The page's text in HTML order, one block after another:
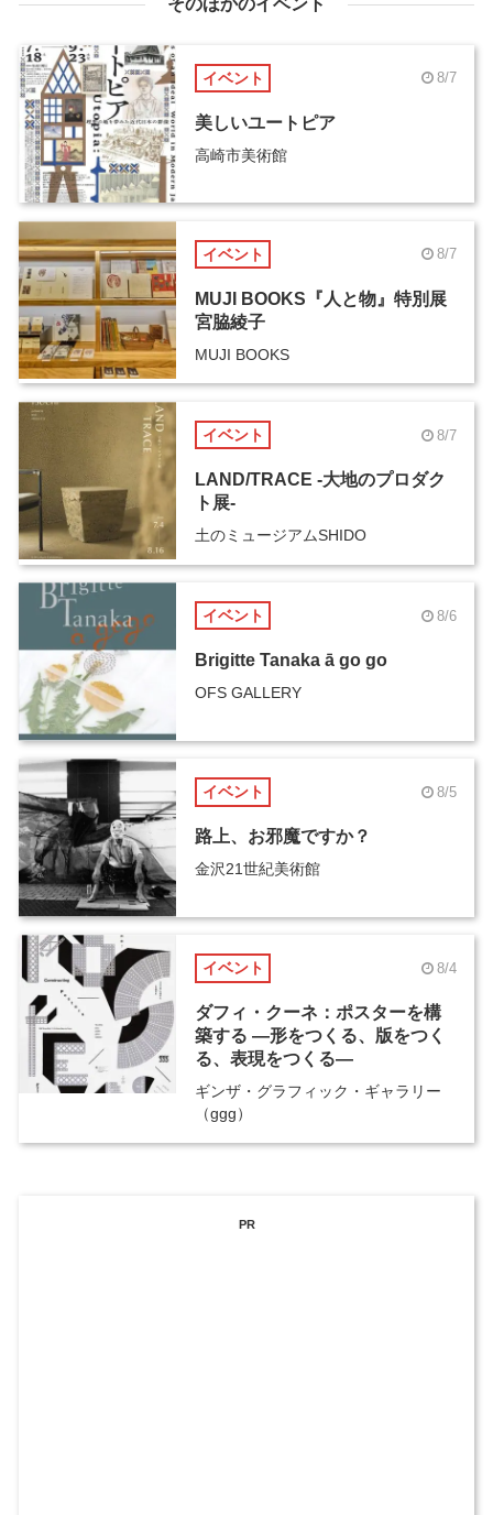
そのほかのイベント
イベント 8/7
美しいユートピア
高崎市美術館
イベント 8/7
MUJI BOOKS『人と物』特別展
宮脇綾子
MUJI BOOKS
イベント 8/7
LAND/TRACE -大地のプロダク
ト展-
土のミュージアムSHIDO
イベント 8/6
Brigitte Tanaka ā go go
OFS GALLERY
イベント 8/5
路上、お邪魔ですか？
金沢21世紀美術館
イベント 8/4
ダフィ・クーネ：ポスターを構
築する ―形をつくる、版をつく
る、表現をつくる―
ギンザ・グラフィック・ギャラリー
（ggg）
PR